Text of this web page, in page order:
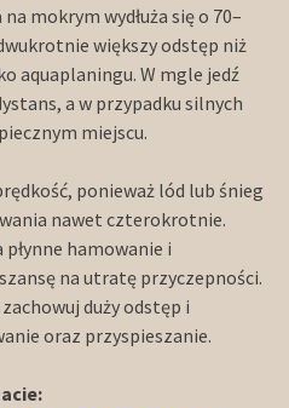
mokrym wydłuża się o 70–
większy odstęp niż
aquaplaningu. W mgle jedź
a w przypadku silnych
miejscu.
ponieważ lód lub śnieg
nawet czterokrotnie.
płynne hamowanie i
na utratę przyczepności.
duży odstęp i
oraz przyspieszanie.